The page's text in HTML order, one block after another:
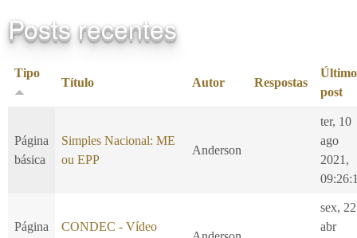
Posts recentes
Tipo
Título Autor Respostas
Último
post
Página
básica
Simples Nacional: ME
ou EPP
Anderson
ter, 10
ago
2021,
Página
CONDEC - Vídeo
sex, 22
abr